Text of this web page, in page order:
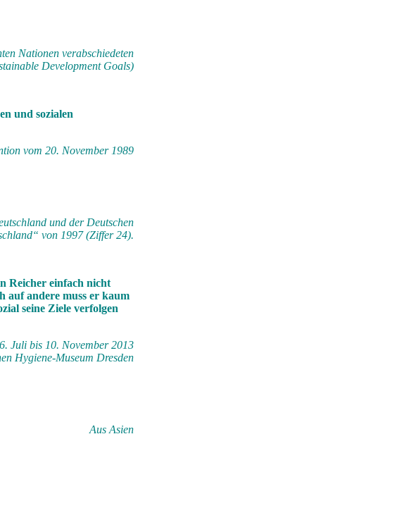
Nationen verabschiedeten
Development Goals)
und sozialen
vom 20. November 1989
und der Deutschen
von 1997 (Ziffer 24).
Reicher einfach nicht
auf andere muss er kaum
seine Ziele verfolgen
Juli bis 10. November 2013
Hygiene-Museum Dresden
Aus Asien